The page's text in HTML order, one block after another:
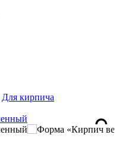
Для кирпича